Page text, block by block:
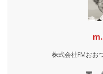
株式会社FMお